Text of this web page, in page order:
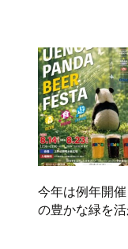
今年は例年開
の豊かな緑を